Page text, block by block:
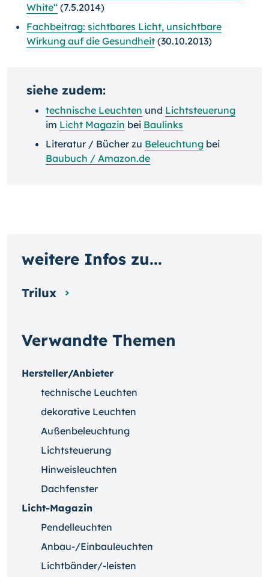
White“ (7.5.2014)
Fachbeitrag: sichtbares Licht, unsichtbare
Wirkung auf die Gesundheit (30.10.2013)
siehe zudem:
technische Leuchten und Lichtsteuerung
im Licht Magazin bei Baulinks
Literatur / Bücher zu Beleuchtung bei
Baubuch / Amazon.de
Verwandte Themen
Hersteller/Anbieter
technische Leuchten
dekorative Leuchten
Außenbeleuchtung
Lichtsteuerung
Hinweisleuchten
Dachfenster
Licht-Magazin
Pendelleuchten
Anbau-/Einbauleuchten
Lichtbänder/-leisten
weitere Infos zu...
Trilux